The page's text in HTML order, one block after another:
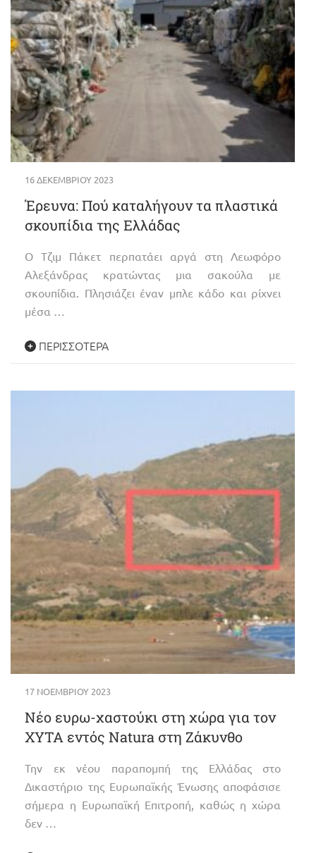
16 ΔΕΚΕΜΒΡΊΟΥ 2023
Έρευνα: Πού καταλήγουν τα πλαστικά
σκουπίδια της Ελλάδας
Ο Τζιμ Πάκετ περπατάει αργά στη Λεωφόρο
Αλεξάνδρας κρατώντας μια σακούλα με
σκουπίδια. Πλησιάζει έναν μπλε κάδο και ρίχνει
μέσα …
ΠΕΡΙΣΣΌΤΕΡΑ
17 ΝΟΕΜΒΡΊΟΥ 2023
Νέο ευρω-χαστούκι στη χώρα για τον
ΧΥΤΑ εντός Natura στη Ζάκυνθο
Την εκ νέου παραπομπή της Ελλάδας στο
Δικαστήριο της Ευρωπαϊκής Ένωσης αποφάσισε
σήμερα η Ευρωπαϊκή Επιτροπή, καθώς η χώρα
δεν …